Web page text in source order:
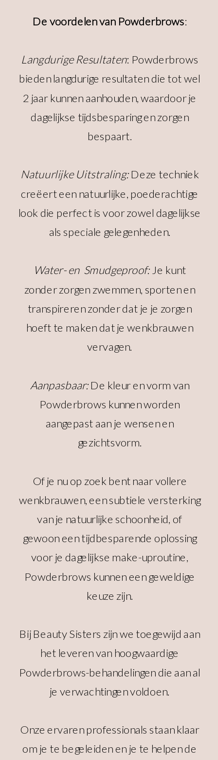
De voordelen van Powderbrows:
Langdurige Resultaten: Powderbrows
bieden langdurige resultaten die tot wel
2 jaar kunnen aanhouden, waardoor je
dagelijkse tijdsbesparing en zorgen
bespaart.
Natuurlijke Uitstraling:Deze techniek
creëert een natuurlijke, poederachtige
look die perfect is voor zowel dagelijkse
als speciale gelegenheden.
Water- en Smudgeproof: Je kunt
zonder zorgen zwemmen, sporten en
transpireren zonder dat je je zorgen
hoeft te maken dat je wenkbrauwen
vervagen.
Aanpasbaar:De kleur en vorm van
Powderbrows kunnen worden
aangepast aan je wensen en
gezichtsvorm.
Of je nu op zoek bent naar vollere
wenkbrauwen, een subtiele versterking
van je natuurlijke schoonheid, of
gewoon een tijdbesparende oplossing
voor je dagelijkse make-uproutine,
Powderbrows kunnen een geweldige
keuze zijn.
Bij Beauty Sisters zijn we toegewijd aan
het leveren van hoogwaardige
Powderbrows-behandelingen die aan al
je verwachtingen voldoen.
Onze ervaren professionals staan klaar
om je te begeleiden en je te helpen de